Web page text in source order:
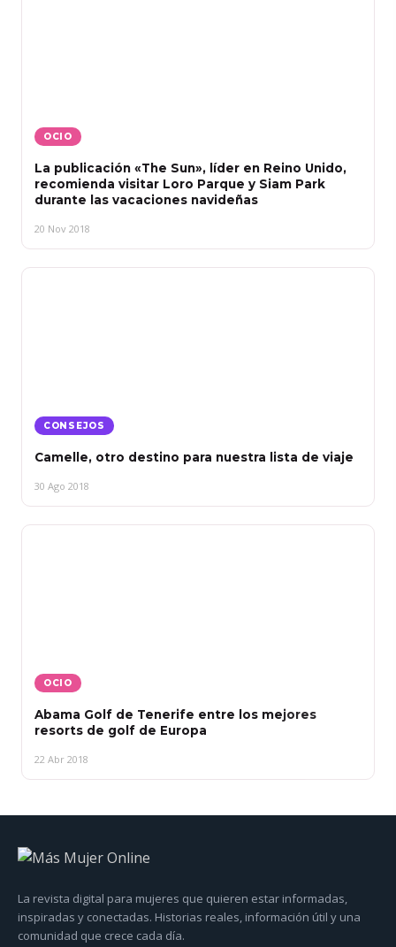
OCIO
La publicación «The Sun», líder en Reino Unido,
recomienda visitar Loro Parque y Siam Park
durante las vacaciones navideñas
20 Nov 2018
CONSEJOS
Camelle, otro destino para nuestra lista de viaje
30 Ago 2018
OCIO
Abama Golf de Tenerife entre los mejores
resorts de golf de Europa
22 Abr 2018
La revista digital para mujeres que quieren estar informadas,
inspiradas y conectadas. Historias reales, información útil y una
comunidad que crece cada día.